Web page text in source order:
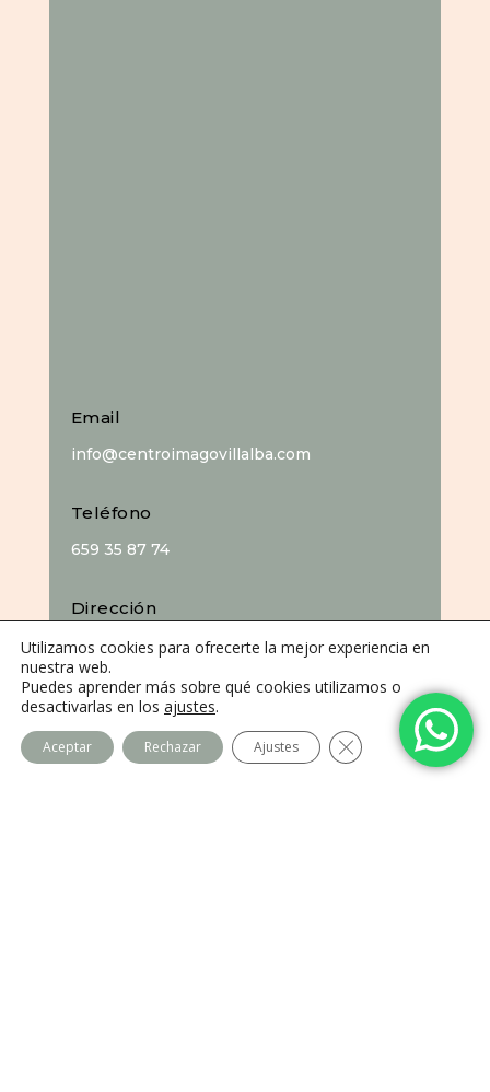
Email
info@centroimagovillalba.com
Teléfono
659 35 87 74
Dirección
C. Camino de la Fonda, 28400 Collado
Villalba, Madrid
Utilizamos cookies para ofrecerte la mejor experiencia en
nuestra web.
Puedes aprender más sobre qué cookies utilizamos o
desactivarlas en los ajustes.
Aceptar Rechazar Ajustes Cerrar el banner de